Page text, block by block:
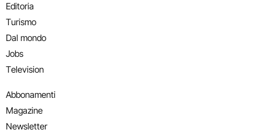
Editoria
Turismo
Dal mondo
Jobs
Television
Abbonamenti
Magazine
Newsletter